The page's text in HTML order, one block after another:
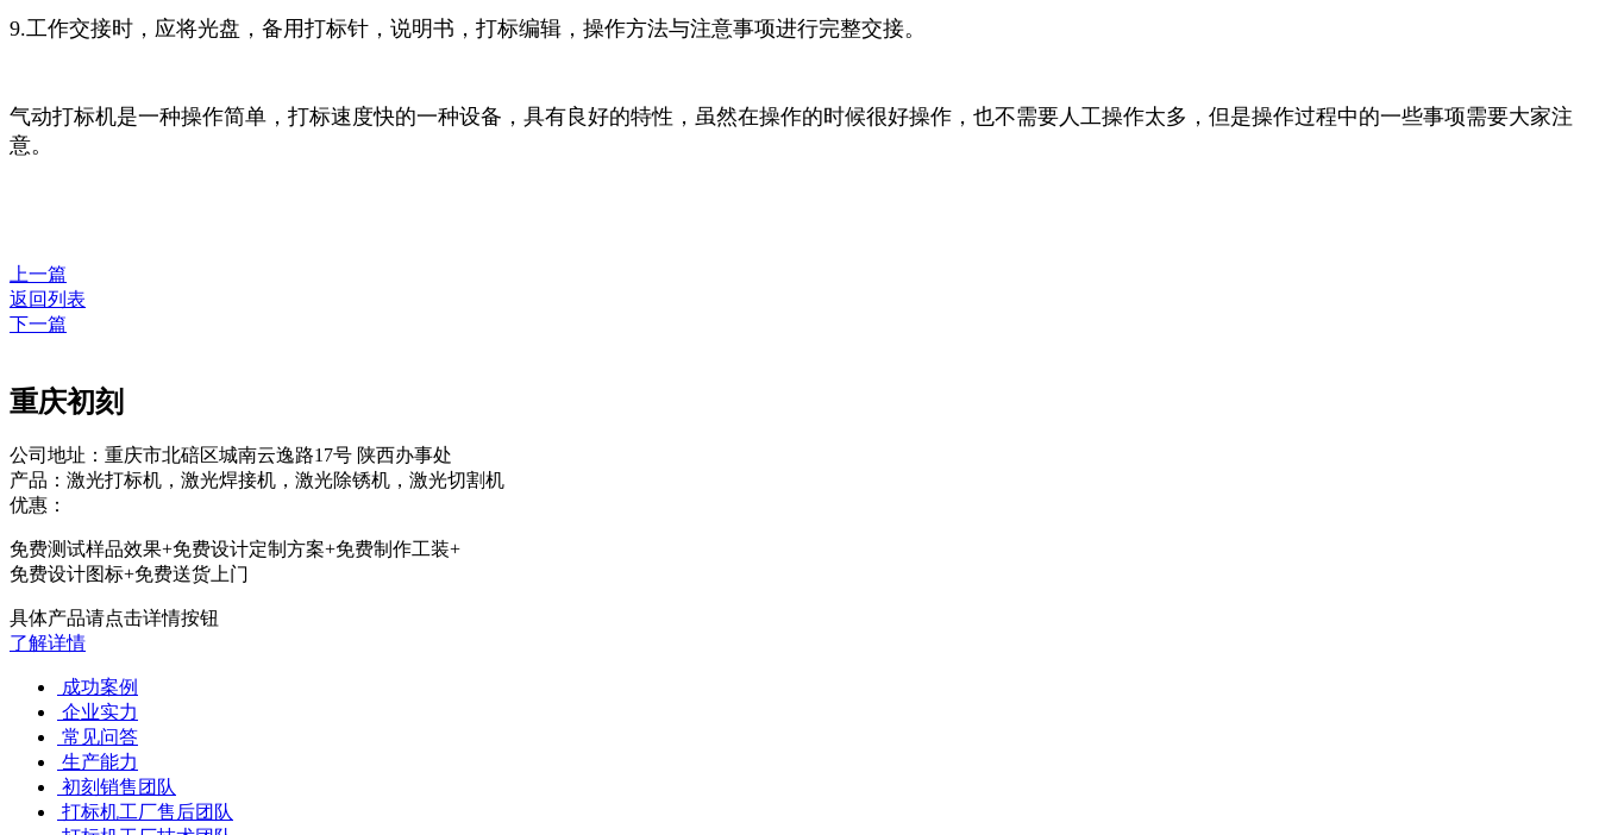
9.工作交接时，应将光盘，备用打标针，说明书，打标编辑，操作方法与注意事项进行完整交接。
气动打标机是一种操作简单，打标速度快的一种设备，具有良好的特性，虽然在操作的时候很好操作，也不需要人工操作太多，但是操作过程中的一些事项需要大家注
意。
上一篇
返回列表
下一篇
重庆初刻
公司地址：重庆市北碚区城南云逸路17号 陕西办事处
产品：激光打标机，激光焊接机，激光除锈机，激光切割机
优惠：
免费测试样品效果+免费设计定制方案+免费制作工装+
免费设计图标+免费送货上门
具体产品请点击详情按钮
了解详情
成功案例
企业实力
常见问答
生产能力
初刻销售团队
打标机工厂售后团队